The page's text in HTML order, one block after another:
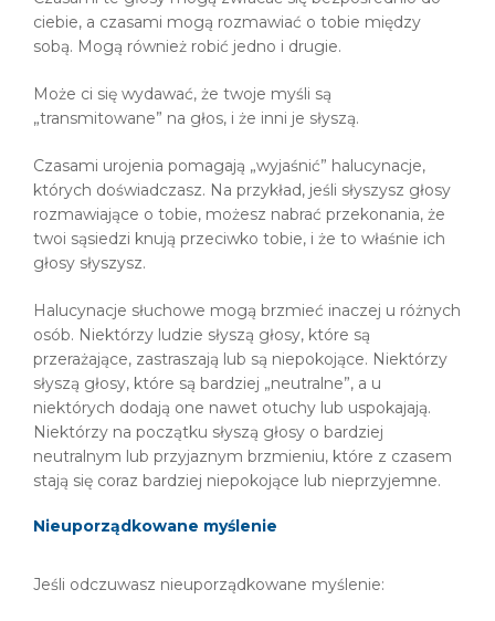
ciebie, a czasami mogą rozmawiać o tobie między
sobą. Mogą również robić jedno i drugie.
Może ci się wydawać, że twoje myśli są
„transmitowane” na głos, i że inni je słyszą.
Czasami urojenia pomagają „wyjaśnić” halucynacje,
których doświadczasz. Na przykład, jeśli słyszysz głosy
rozmawiające o tobie, możesz nabrać przekonania, że
twoi sąsiedzi knują przeciwko tobie, i że to właśnie ich
głosy słyszysz.
Halucynacje słuchowe mogą brzmieć inaczej u różnych
osób. Niektórzy ludzie słyszą głosy, które są
przerażające, zastraszają lub są niepokojące. Niektórzy
słyszą głosy, które są bardziej „neutralne”, a u
niektórych dodają one nawet otuchy lub uspokajają.
Niektórzy na początku słyszą głosy o bardziej
neutralnym lub przyjaznym brzmieniu, które z czasem
stają się coraz bardziej niepokojące lub nieprzyjemne.
Nieuporządkowane myślenie
Jeśli odczuwasz nieuporządkowane myślenie: